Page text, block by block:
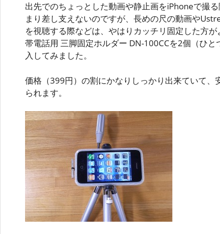
出先でのちょっとした動画や静止画をiPhoneで撮
まり差し支えないのですが、長めの尺の動画や
を視聴する際などは、やはりカッチリ固定した方
帯電話用 三脚固定ホルダー DN-100CCを2個（ひ
入してみました。
価格（399円）の割にかなりしっかり出来ていて、
られます。